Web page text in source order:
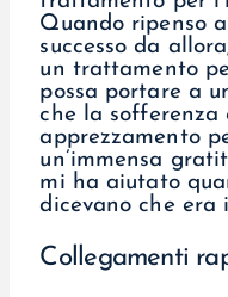
Quando ripenso
successo da
un trattamento
possa portare a
che la sofferenza
apprezzamento
un’immensa
mi ha aiutato
dicevano che era
Collegamenti